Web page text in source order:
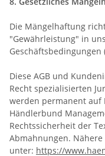
Die Mängelhaftung
"Gewährleistung" in
Geschäftsbedingungen
Diese AGB und
Recht spezialisierten
werden permanent auf
Händlerbund
Rechtssicherheit der
Abmahnungen.
unter: https://